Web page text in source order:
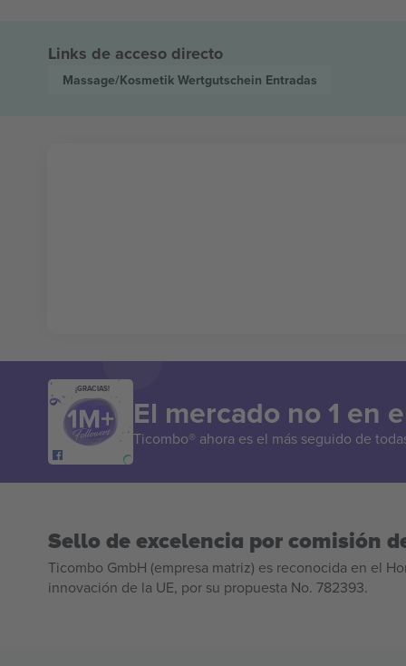
Links de acceso directo
Massage/Kosmetik Wertgutschein Entradas
¡GRACIAS!
El mercado no 1 en
Ticombo® ahora es el más seguido de
Sello de excelencia por comisión
Ticombo GmbH (empresa matriz) es reconocida en el
innovación de la UE, por su propuesta No. 782393.